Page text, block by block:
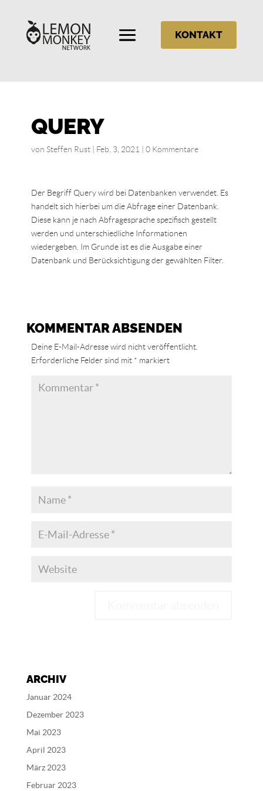
KONTAKT
QUERY
von Steffen Rust| Feb. 3, 2021 0 Kommentare
Der Begriff Query wird bei Datenbanken verwendet. Es
handelt sich hierbei um die Abfrage einer Datenbank.
Diese kann je nach Abfragesprache spezifisch gestellt
werden und unterschiedliche Informationen
wiedergeben. Im Grunde ist es die Ausgabe einer
Datenbank und Berücksichtigung der gewählten Filter.
KOMMENTAR ABSENDEN
Deine E-Mail-Adresse wird nicht veröffentlicht.
Erforderliche Felder sind mit * markiert
r
n
i
v
ARCHIV
Januar 2024
Dezember 2023
Mai 2023
April 2023
März 2023
Februar 2023